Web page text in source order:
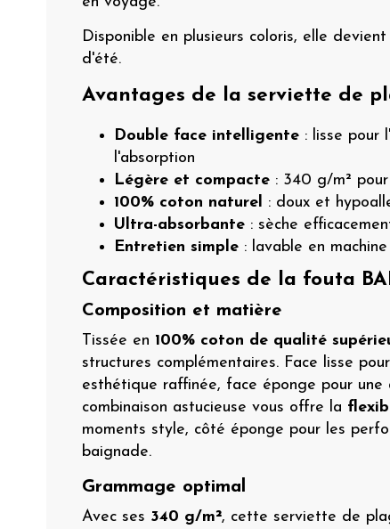
Disponible en plusieurs coloris, elle
d'été.
Avantages de la serviette de
Double face intelligente : lisse pour
l'absorption
Légère et compacte : 340 g/m²
100% coton naturel : doux et
Ultra-absorbante : sèche
Entretien simple : lavable en
Caractéristiques de la fouta
Composition et matière
Tissée en 100% coton de qualité
structures complémentaires. Face lisse
esthétique raffinée, face éponge pour une
combinaison astucieuse vous offre la
moments style, côté éponge pour les
baignade.
Grammage optimal
Avec ses 340 g/m², cette serviette de